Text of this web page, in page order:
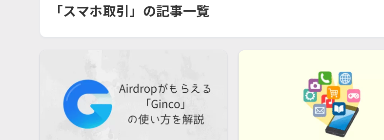
「スマホ取引」の記事一覧